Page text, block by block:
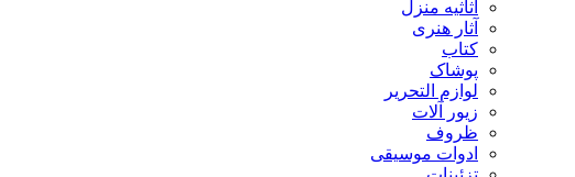
اثاثیه منزل
آثار هنری
کتاب
پوشاک
لوازم التحریر
زیور آلات
ظروف
ادوات موسیقی